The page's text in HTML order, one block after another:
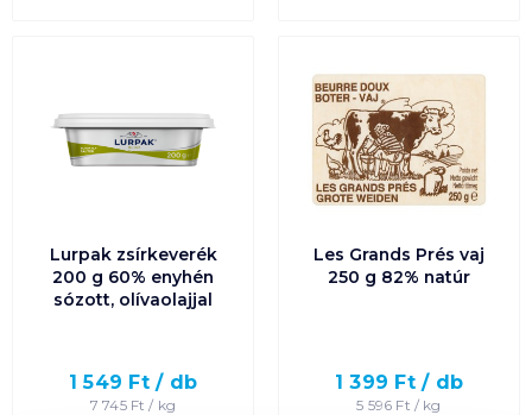
Lurpak zsírkeverék
200 g 60% enyhén
sózott, olívaolajjal
1 549 Ft / db
7 745Ft / kg
Les Grands Prés vaj
250 g 82% natúr
1 399 Ft / db
5 596 Ft / kg